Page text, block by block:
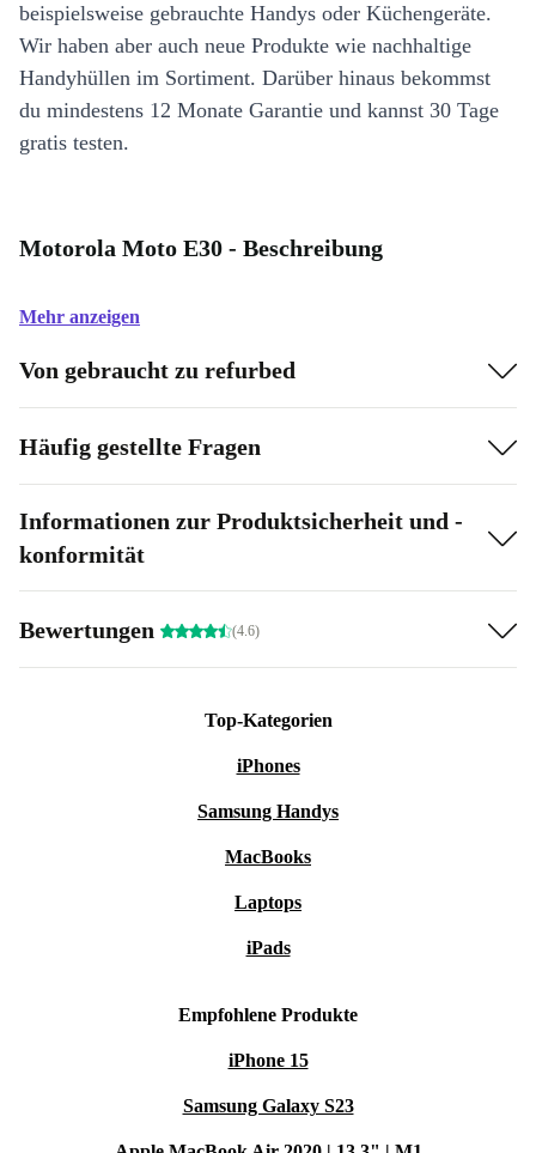
beispielsweise gebrauchte Handys oder Küchengeräte.
Wir haben aber auch neue Produkte wie nachhaltige
Handyhüllen im Sortiment. Darüber hinaus bekommst
du mindestens 12 Monate Garantie und kannst 30 Tage
gratis testen.
Motorola Moto E30 - Beschreibung
Mehr anzeigen
Von gebraucht zu refurbed
Häufig gestellte Fragen
Informationen zur Produktsicherheit und -
konformität
Bewertungen (4.6)
Top-Kategorien
iPhones
Samsung Handys
MacBooks
Laptops
iPads
Empfohlene Produkte
iPhone 15
Samsung Galaxy S23